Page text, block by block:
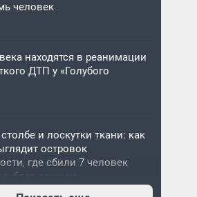
человек
находятся в реанимации
ДТП у «Голубого
и лоскутки ткани: как
островок
где сбили 7 человек
огонька»